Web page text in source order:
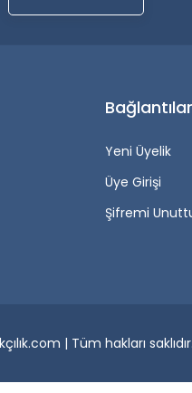
Bağlantılar
Yeni Üyelik
Üye Girişi
Şifremi
| Tüm hakları